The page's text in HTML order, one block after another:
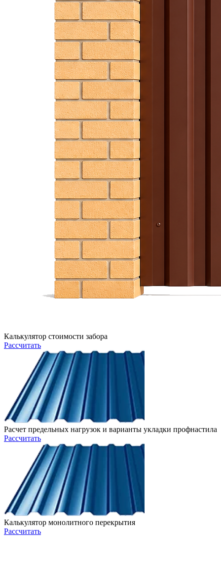
Калькулятор стоимости забора
Рассчитать
Расчет предельных нагрузок и варианты укладки профнастила
Рассчитать
Калькулятор монолитного перекрытия
Рассчитать